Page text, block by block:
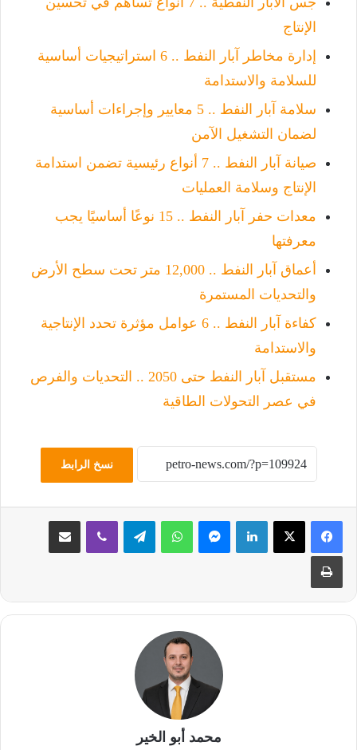
الإنتاج
إدارة مخاطر آبار النفط .. 6 استراتيجيات أساسية
للسلامة والاستدامة
سلامة آبار النفط .. 5 معايير وإجراءات أساسية
لضمان التشغيل الآمن
صيانة آبار النفط .. 7 أنواع رئيسية تضمن استدامة
الإنتاج وسلامة العمليات
معدات حفر آبار النفط .. 15 نوعًا أساسيًا يجب
معرفتها
أعماق آبار النفط .. 12,000 متر تحت سطح الأرض
والتحديات المستمرة
كفاءة آبار النفط .. 6 عوامل مؤثرة تحدد الإنتاجية
والاستدامة
مستقبل آبار النفط حتى 2050 .. التحديات والفرص
في عصر التحولات الطاقية
نسخ الرابط
لينكدإن ماسنجر واتساب تيلقرام ڤايبر مشاركة عبر البريد
طباعة
محمد أبو الخير